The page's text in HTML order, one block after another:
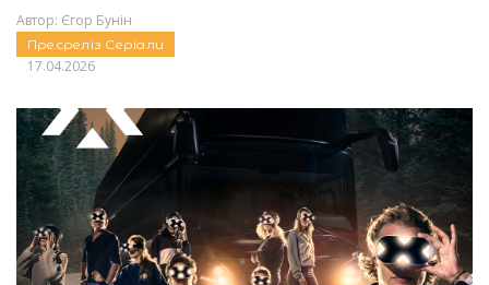
Автор: Єгор Бунін
Пресреліз Серіали
17.04.2026